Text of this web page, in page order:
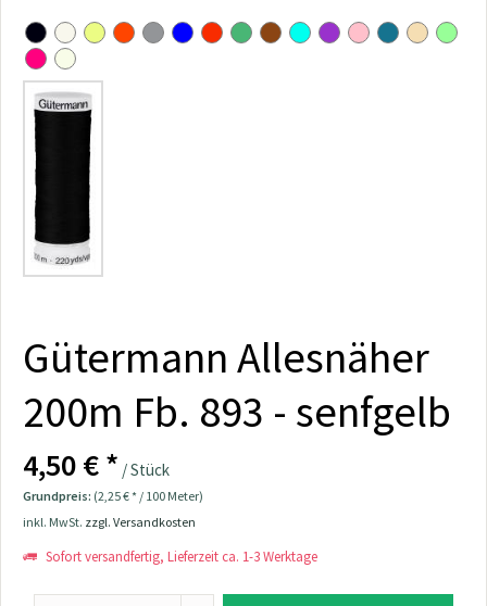
Gütermann Allesnäher
200m Fb. 893 - senfgelb
4,50 € * / Stück
Grundpreis: (2,25 € * / 100 Meter)
inkl. MwSt. zzgl. Versandkosten
Sofort versandfertig, Lieferzeit ca. 1-3 Werktage